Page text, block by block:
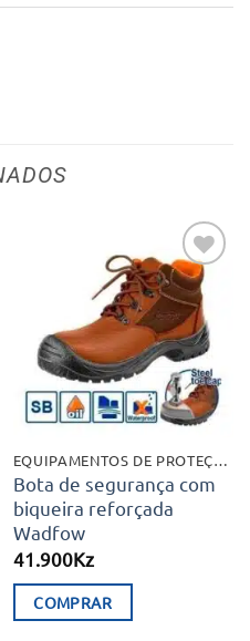
Adicionar
aos meus
desejos
EQUIPAMENTOS DE PROTEÇÃO
Bota de segurança com
biqueira reforçada
Wadfow
41.900Kz
COMPRAR